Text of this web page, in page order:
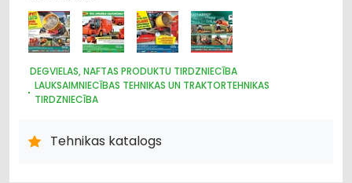
DEGVIELAS, NAFTAS PRODUKTU TIRDZNIECĪBA
LAUKSAIMNIECĪBAS TEHNIKAS UN TRAKTORTEHNIKAS
TIRDZNIECĪBA
LAUKSAIMNIECĪBAS TEHNIKAS UN TRAKTORTEHNIKAS NOMA
LAUKSAIMNIECĪBAS TEHNIKAS UN TRAKTORTEHNIKAS REZERVES
Tehnikas katalogs